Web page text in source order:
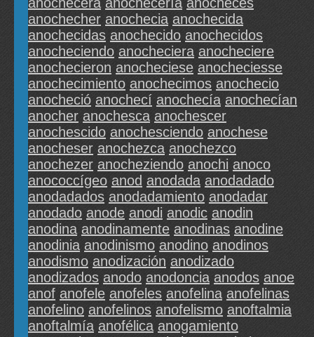
anochecher anochecia anochecida
anochecidas anochecido anochecidos
anocheciendo anocheciera anocheciere
anochecieron anocheciese anocheciesse
anochecimiento anochecimos anochecio
anocheció anochecí anochecía anochecían
anocher anochesca anochescer
anochescido anochesciendo anochese
anocheser anochezca anochezco
anochezer anocheziendo anochi anoco
anococcígeo anod anodada anodadado
anodadados anodadamiento anodadar
anodado anode anodi anodic anodin
anodina anodinamente anodinas anodine
anodinia anodinismo anodino anodinos
anodismo anodización anodizado
anodizados anodo anodoncia anodos anoe
anof anofele anofeles anofelina anofelinas
anofelino anofelinos anofelismo anoftalmia
anoftalmía anofélica anogamiento